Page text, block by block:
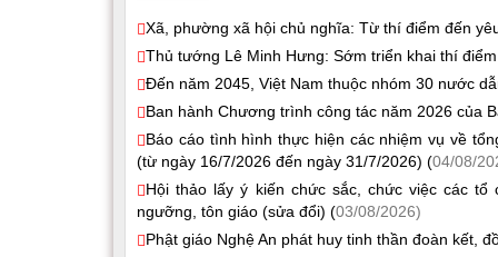
Xã, phường xã hội chủ nghĩa: Từ thí điểm đến
Thủ tướng Lê Minh Hưng: Sớm triển khai thí
Đến năm 2045, Việt Nam thuộc nhóm 30 nước
Ban hành Chương trình công tác năm 2026 của
Báo cáo tình hình thực hiện các nhiệm vụ về
(từ ngày 16/7/2026 đến ngày 31/7/2026) (04/08/
Hội thảo lấy ý kiến chức sắc, chức việc các
ngưỡng, tôn giáo (sửa đổi) (03/08/2026)
Phật giáo Nghệ An phát huy tinh thần đoàn kết,